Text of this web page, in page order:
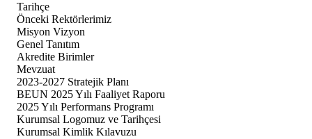
Tarihçe
Önceki Rektörlerimiz
Misyon Vizyon
Genel Tanıtım
Akredite Birimler
Mevzuat
2023-2027 Stratejik Planı
BEUN 2025 Yılı Faaliyet Raporu
2025 Yılı Performans Programı
Kurumsal Logomuz ve Tarihçesi
Kurumsal Kimlik Kılavuzu